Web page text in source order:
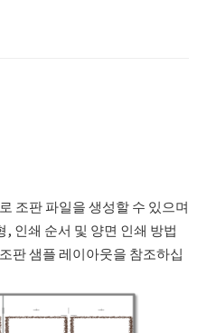
조판 파일을 생성할 수 있으며
인쇄 순서 및 양면 인쇄 방법
판 샘플 레이아웃을 참조하십